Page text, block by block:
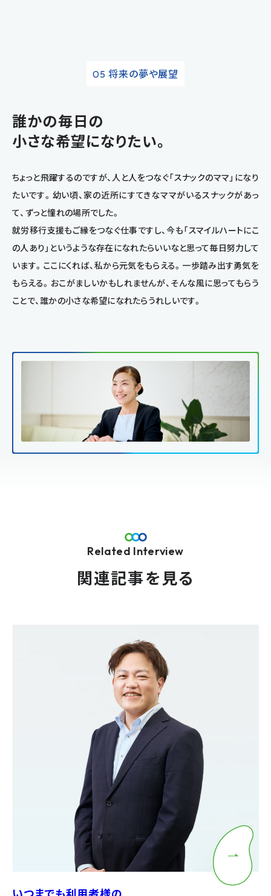
05 将来の夢や展望
誰かの毎日の
小さな希望になりたい。
ちょっと飛躍するのですが、人と人をつなぐ「スナックのママ」になり
たいです。幼い頃、家の近所にすてきなママがいるスナックがあっ
て、ずっと憧れの場所でした。
就労移行支援もご縁をつなぐ仕事ですし、今も「スマイルハートにこ
の人あり」というような存在になれたらいいなと思って毎日努力して
います。ここにくれば、私から元気をもらえる。一歩踏み出す勇気を
もらえる。おこがましいかもしれませんが、そんな風に思ってもらう
ことで、誰かの小さな希望になれたらうれしいです。
Related Interview
関連記事を見る